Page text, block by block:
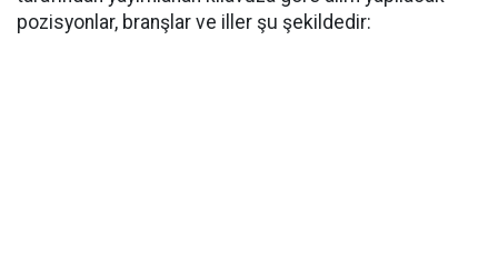
pozisyonlar, branşlar ve iller şu şekildedir: